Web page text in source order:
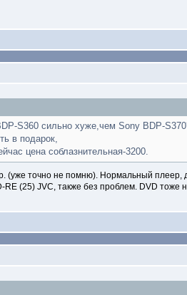
S360 сильно хуже,чем Sony BDP-
в подарок,
цена соблазнительная-3200.
(уже точно не помню). Нормальный
(25) JVC, также без проблем. DVD